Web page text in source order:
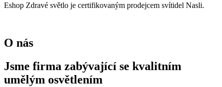
Eshop Zdravé světlo je certifikovaným prodejcem svítidel Nasli.
O nás
Jsme firma zabývající se kvalitním
umělým osvětlením